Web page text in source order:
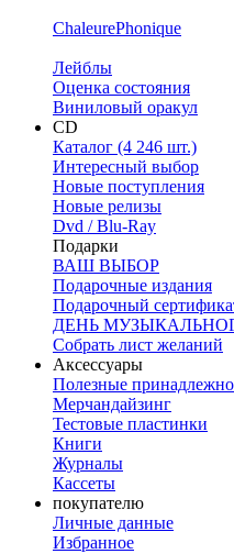
ChaleurePhonique
Лейблы
Оценка состояния
Виниловый оракул
CD
Каталог (4 246 шт.)
Интересный выбор
Новые поступления
Новые релизы
Dvd / Blu-Ray
Подарки
ВАШ ВЫБОР
Подарочные издания
Подарочный
ДЕНЬ
Собрать лист желаний
Аксессуары
Полезные
Мерчандайзинг
Тестовые пластинки
Книги
Журналы
Кассеты
покупателю
Личные данные
Избранное